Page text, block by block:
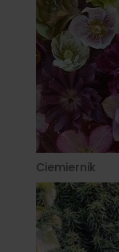
Ciemiernik